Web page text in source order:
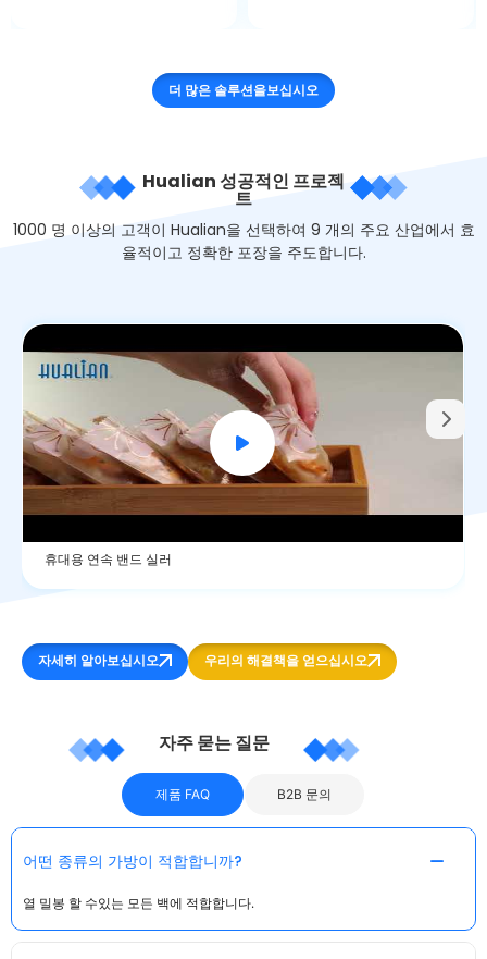
더 많은 솔루션을보십시오
Hualian 성공적인 프로젝
트
1000 명 이상의 고객이 Hualian을 선택하여 9 개의 주요 산업에서 효
율적이고 정확한 포장을 주도합니다.
휴대용 연속 밴드 실러
자세히 알아보십시오 우리의 해결책을 얻으십시오
자주 묻는 질문
제품 FAQ B2B 문의
어떤 종류의 가방이 적합합니까?
열 밀봉 할 수있는 모든 백에 적합합니다.